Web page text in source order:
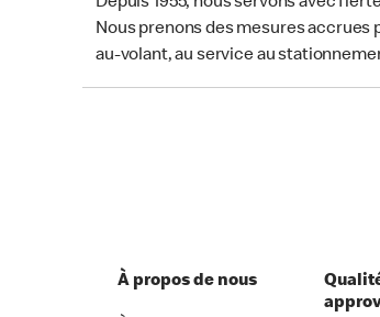
Nous prenons des mesures
au-volant, au service au
À propos de nous